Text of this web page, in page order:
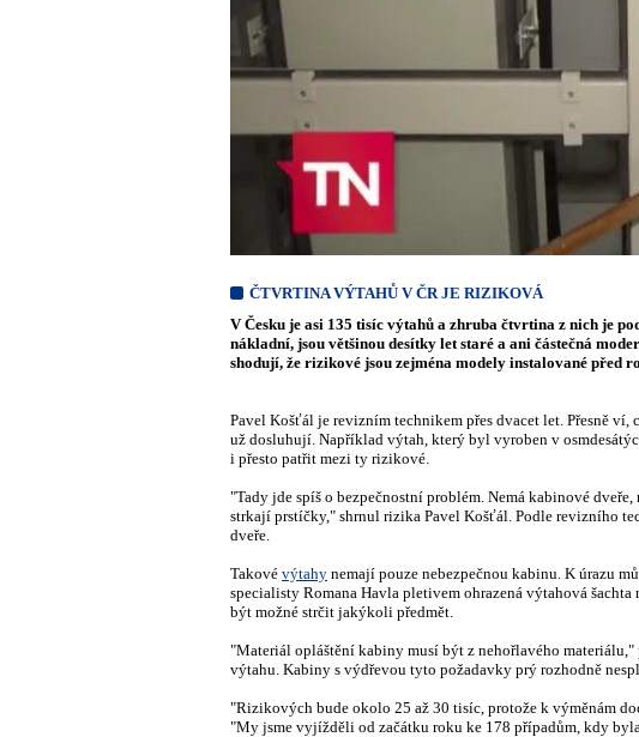
ČTVRTINA VÝTAHŮ V ČR JE RIZIKOVÁ
V Česku je asi 135 tisíc výtahů a zhruba čtvrtina z nich je
nákladní, jsou většinou desítky let staré a ani částečná
shodují, že rizikové jsou zejména modely instalované před
Pavel Košťál je revizním technikem přes dvacet let. Přesně ví,
už dosluhují. Například výtah, který byl vyroben v
i přesto patřit mezi ty rizikové.
"Tady jde spíš o bezpečnostní problém. Nemá kabinové
strkají prstíčky," shrnul rizika Pavel Košťál. Podle revizního
dveře.
Takové výtahy nemají pouze nebezpečnou kabinu. K úrazu
specialisty Romana Havla pletivem ohrazená výtahová
být možné strčit jakýkoli předmět.
"Materiál opláštění kabiny musí být z nehořlavého
výtahu. Kabiny s výdřevou tyto požadavky prý rozhodně
"Rizikových bude okolo 25 až 30 tisíc, protože k výměnám
"My jsme vyjížděli od začátku roku ke 178 případům, kdy